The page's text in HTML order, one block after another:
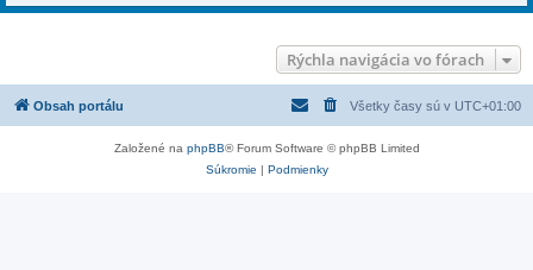
Rýchla navigácia vo fórach
Obsah portálu Všetky časy sú v UTC+01:00
Založené na phpBB® Forum Software © phpBB Limited
Súkromie | Podmienky